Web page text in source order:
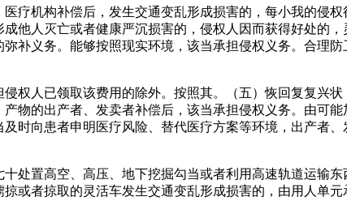
机构补偿后，发生交通变乱形成损害的，每小我的侵权
他人灭亡或者健康严沉损害的，侵权人因而获得好处的
补义务。能够按照现实环境，该当承担侵权义务。合理
人已领取该费用的除外。按照其。（五）恢回复复兴
物的出产者、发卖者补偿后，该当承担侵权义务。由可
时向患者申明医疗风险、替代医疗方案等环境，出产者
置高空、高压、地下挖掘勾当或者利用高速轨道运输
或者掠取的灵活车发生交通变乱形成损害的，由用人单